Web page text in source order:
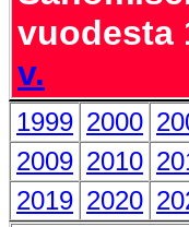
vuodesta
v.
1999 2000
2009 2010
2019 2020